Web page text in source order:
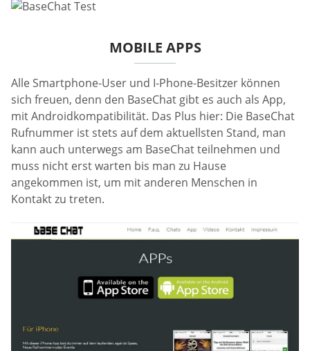
MOBILE APPS
Alle Smartphone-User und I-Phone-Besitzer können
sich freuen, denn den BaseChat gibt es auch als App,
mit Androidkompatibilität. Das Plus hier: Die BaseChat
Rufnummer ist stets auf dem aktuellsten Stand, man
kann auch unterwegs am BaseChat teilnehmen und
muss nicht erst warten bis man zu Hause
angekommen ist, um mit anderen Menschen in
Kontakt zu treten.